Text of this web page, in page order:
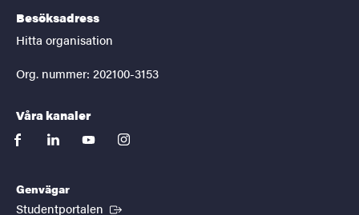
Besöksadress
Hitta organisation
Org. nummer: 202100-3153
Våra kanaler
facebooklinkedinyoutubeinstagram
Genvägar
Studentportalen (Extern länk)